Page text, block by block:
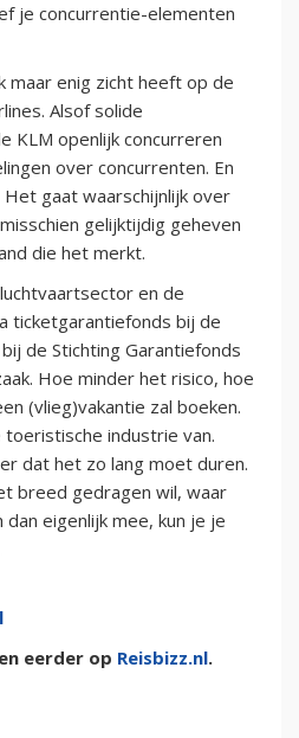
je concurrentie-elementen
maar enig zicht heeft op de
Alsof solide
KLM openlijk concurreren
over concurrenten. En
Het gaat waarschijnlijk over
gelijktijdig geheven
die het merkt.
en de
ticketgarantiefonds bij de
de Stichting Garantiefonds
Hoe minder het risico, hoe
(vlieg)vakantie zal boeken.
industrie van.
dat het zo lang moet duren.
breed gedragen wil, waar
eigenlijk mee, kun je je
eerder op Reisbizz.nl.